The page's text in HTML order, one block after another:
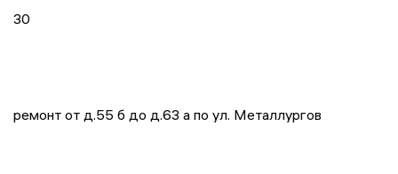
30
ремонт от д.55 б до д.63 а по ул. Металлургов